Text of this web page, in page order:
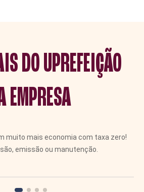
DO UPREFEIÇÃO
EMPRESA
muito mais economia com taxa zero!
emissão ou manutenção.